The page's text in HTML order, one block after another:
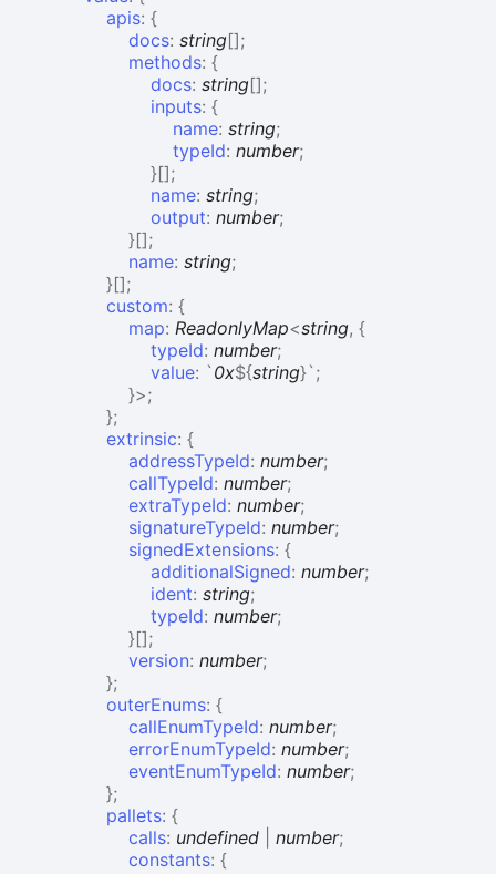
apis: {
docs: string[];
methods: {
docs: string[];
inputs: {
name: string;
typeId: number;
}[];
name: string;
output: number;
}[];
name: string;
}[];
custom: {
map: ReadonlyMap<string, {
typeId: number;
value: ` 0x${string}` ;
}>;
};
extrinsic: {
addressTypeId: number;
callTypeId: number;
extraTypeId: number;
signatureTypeId: number;
signedExtensions: {
additionalSigned: number;
ident: string;
typeId: number;
}[];
version: number;
};
outerEnums: {
callEnumTypeId: number;
errorEnumTypeId: number;
eventEnumTypeId: number;
};
pallets: {
calls: undefined number;
constants: {